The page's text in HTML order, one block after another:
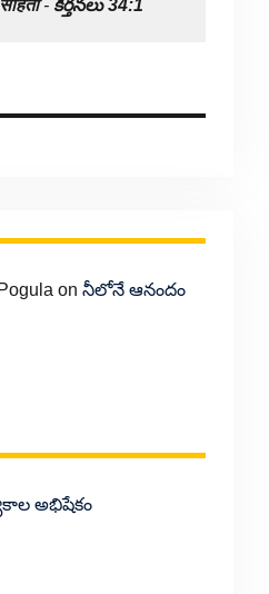
- కీర్తనలు 34:1
on నీలోనే ఆనందం
అభిషేకం